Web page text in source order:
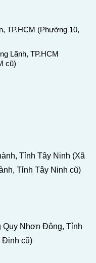
TP.HCM (Phường 10,
Lãnh, TP.HCM
cũ)
Tỉnh Tây Ninh (Xã
Tỉnh Tây Ninh cũ)
Nhơn Đông, Tỉnh
Định cũ)